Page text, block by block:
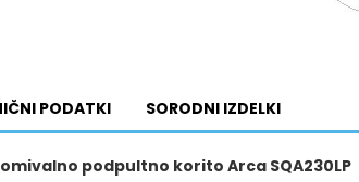
PODATKI SORODNI IZDELKI
podpultno korito Arca SQA230L​P